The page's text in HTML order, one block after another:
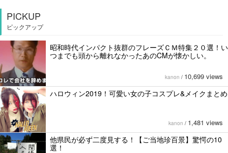
PICKUP
ピックアップ
昭和時代インパクト抜群のフレーズＣＭ特集２０選！い
つまでも頭から離れなかったあのCMが懐かしい。
kanon / 10,699 views
ハロウィン2019！可愛い女の子コスプレ&メイクまとめ
kanon / 1,481 views
他県民が必ず二度見する！【ご当地珍百景】驚愕の10
選！